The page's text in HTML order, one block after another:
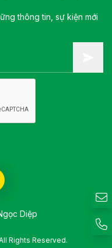
thông tin, sự kiện mới
Diệp
Rights Reserved.